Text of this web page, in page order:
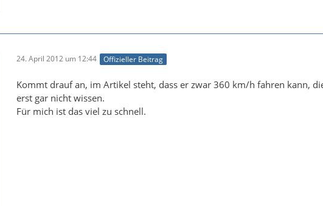
24. April 2012 um 12:44 Offizieller Beitrag
Kommt drauf an, im Artikel steht, dass er zwar 360 km/h fahren kann,
erst gar nicht wissen.
Für mich ist das viel zu schnell.